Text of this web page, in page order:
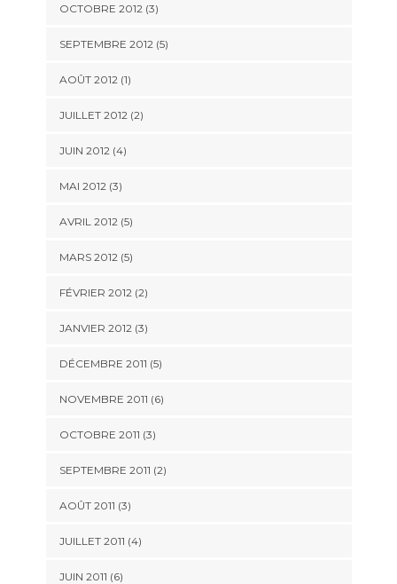
OCTOBRE 2012(3)
SEPTEMBRE 2012(5)
AOÛT 2012(1)
JUILLET 2012(2)
JUIN 2012(4)
MAI 2012(3)
AVRIL 2012(5)
MARS 2012(5)
FÉVRIER 2012(2)
JANVIER 2012(3)
DÉCEMBRE 2011 (5)
NOVEMBRE 2011 (6)
OCTOBRE 2011 (3)
SEPTEMBRE 2011 (2)
AOÛT 2011 (3)
JUILLET 2011 (4)
JUIN 2011 (6)